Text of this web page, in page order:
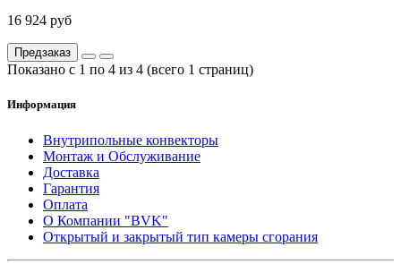
16 924 руб
Предзаказ
Показано с 1 по 4 из 4 (всего 1 страниц)
Информация
Внутрипольные конвекторы
Монтаж и Обслуживание
Доставка
Гарантия
Оплата
О Компании "BVK"
Открытый и закрытый тип камеры сгорания